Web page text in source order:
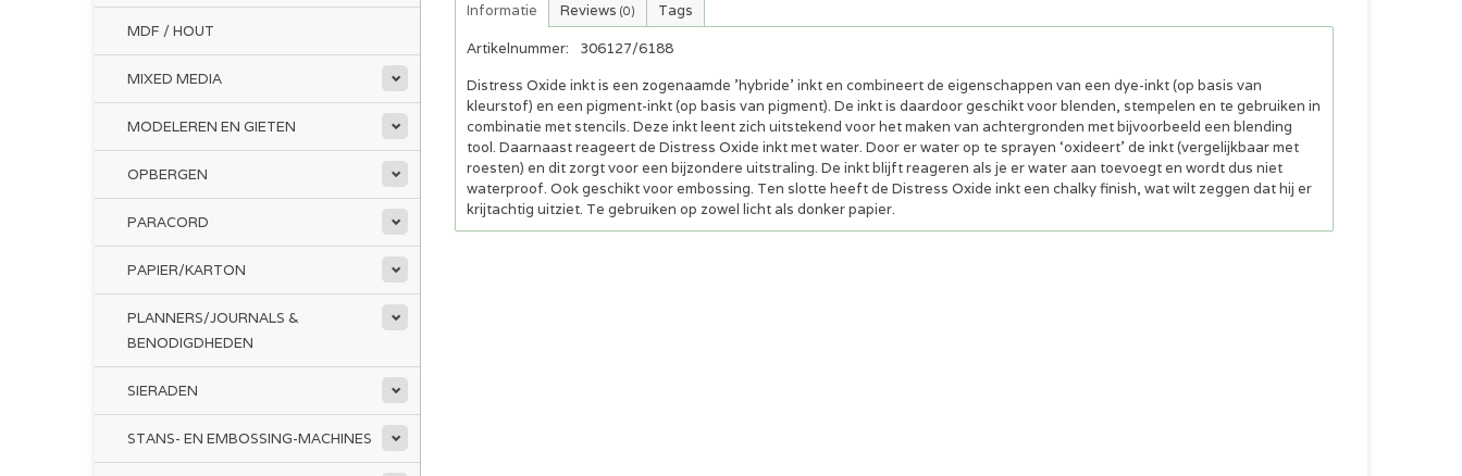
MDF / HOUT
MIXED MEDIA
MODELEREN EN GIETEN
OPBERGEN
PARACORD
PAPIER/KARTON
PLANNERS/JOURNALS &
BENODIGDHEDEN
SIERADEN
STANS- EN EMBOSSING-MACHINES
Informatie Reviews (0) Tags
Artikelnummer:
306127/6188
Distress Oxide inkt is een zogenaamde 'hybride’ inkt en combineert de eigenschappen van een dye-inkt (op basis van
kleurstof) en een pigment-inkt (op basis van pigment). De inkt is daardoor geschikt voor blenden, stempelen en te gebruiken in
combinatie met stencils. Deze inkt leent zich uitstekend voor het maken van achtergronden met bijvoorbeeld een blending
tool. Daarnaast reageert de Distress Oxide inkt met water. Door er water op te sprayen ‘oxideert’ de inkt (vergelijkbaar met
roesten) en dit zorgt voor een bijzondere uitstraling. De inkt blijft reageren als je er water aan toevoegt en wordt dus niet
waterproof. Ook geschikt voor embossing. Ten slotte heeft de Distress Oxide inkt een chalky finish, wat wilt zeggen dat hij er
krijtachtig uitziet. Te gebruiken op zowel licht als donker papier.